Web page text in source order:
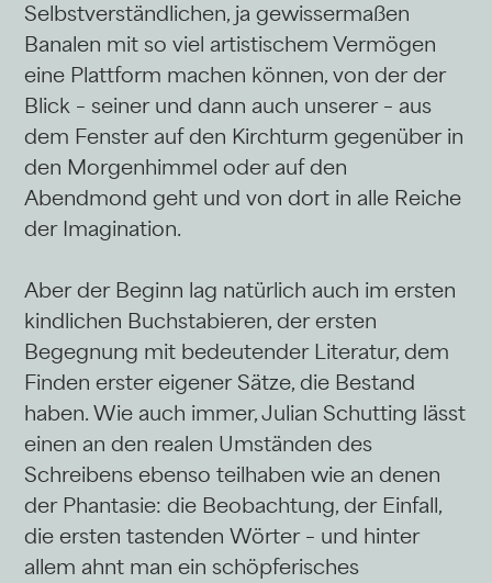
Selbstverständlichen, ja gewissermaßen
Banalen mit so viel artistischem Vermögen
eine Plattform machen können, von der der
Blick – seiner und dann auch unserer – aus
dem Fenster auf den Kirchturm gegenüber in
den Morgenhimmel oder auf den
Abendmond geht und von dort in alle Reiche
der Imagination.
Aber der Beginn lag natürlich auch im ersten
kindlichen Buchstabieren, der ersten
Begegnung mit bedeutender Literatur, dem
Finden erster eigener Sätze, die Bestand
haben. Wie auch immer, Julian Schutting lässt
einen an den realen Umständen des
Schreibens ebenso teilhaben wie an denen
der Phantasie: die Beobachtung, der Einfall,
die ersten tastenden Wörter – und hinter
allem ahnt man ein schöpferisches